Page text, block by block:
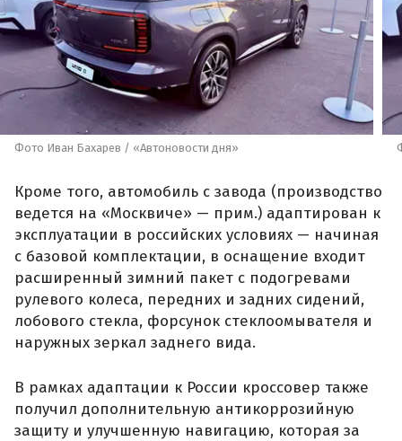
Фото Иван Бахарев / «Автоновости дня»
Кроме того, автомобиль с завода (производство
ведется на «Москвиче» — прим.) адаптирован к
эксплуатации в российских условиях — начиная
с базовой комплектации, в оснащение входит
расширенный зимний пакет с подогревами
рулевого колеса, передних и задних сидений,
лобового стекла, форсунок стеклоомывателя и
наружных зеркал заднего вида.
В рамках адаптации к России кроссовер также
получил дополнительную антикоррозийную
защиту и улучшенную навигацию, которая за